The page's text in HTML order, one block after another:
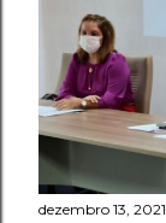
dezembro 13, 2021